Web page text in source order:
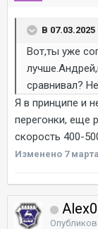
В
Вот,ты уже
сравнивал?
Я в принципе и
перегонки, еще
скорость 400-
Изменено 7